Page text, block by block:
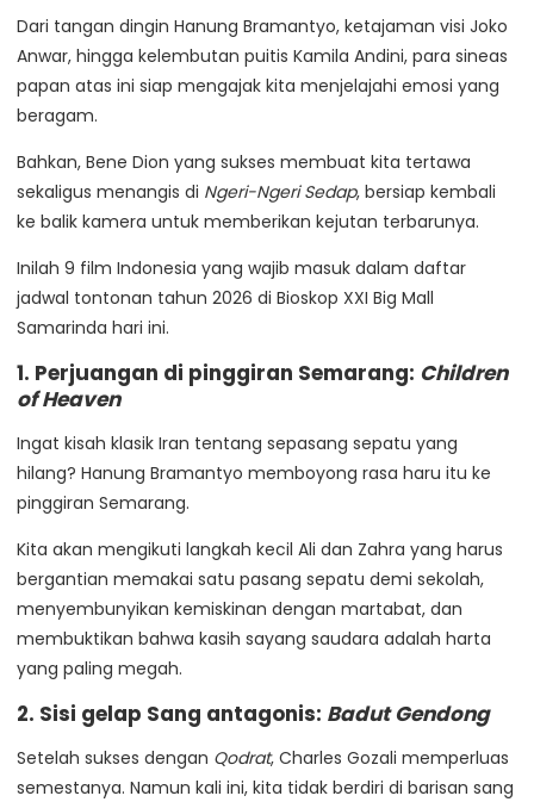
Dari tangan dingin Hanung Bramantyo, ketajaman visi Joko
Anwar, hingga kelembutan puitis Kamila Andini, para sineas
papan atas ini siap mengajak kita menjelajahi emosi yang
beragam.
Bahkan, Bene Dion yang sukses membuat kita tertawa
sekaligus menangis di Ngeri-Ngeri Sedap, bersiap kembali
ke balik kamera untuk memberikan kejutan terbarunya.
Inilah 9 film Indonesia yang wajib masuk dalam daftar
jadwal tontonan tahun 2026 di Bioskop XXI Big Mall
Samarinda hari ini.
1. Perjuangan di pinggiran Semarang: Children
of Heaven
Ingat kisah klasik Iran tentang sepasang sepatu yang
hilang? Hanung Bramantyo memboyong rasa haru itu ke
pinggiran Semarang.
Kita akan mengikuti langkah kecil Ali dan Zahra yang harus
bergantian memakai satu pasang sepatu demi sekolah,
menyembunyikan kemiskinan dengan martabat, dan
membuktikan bahwa kasih sayang saudara adalah harta
yang paling megah.
2. Sisi gelap Sang antagonis: Badut Gendong
Setelah sukses dengan Qodrat, Charles Gozali memperluas
semestanya. Namun kali ini, kita tidak berdiri di barisan sang